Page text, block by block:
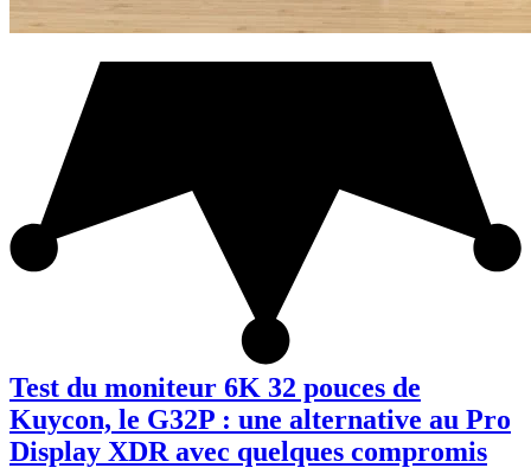
Test du moniteur 6K 32 pouces de
Kuycon, le G32P : une alternative au Pro
Display XDR avec quelques compromis